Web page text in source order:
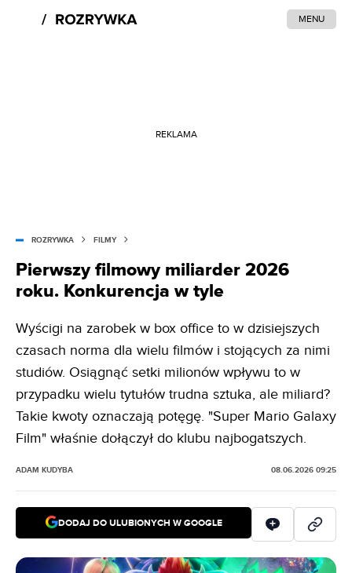
MENU
REKLAMA
ROZRYWKA FILMY
Pierwszy filmowy miliarder 2026
roku. Konkurencja w tyle
Wyścigi na zarobek w box office to w dzisiejszych
czasach norma dla wielu filmów i stojących za nimi
studiów. Osiągnąć setki milionów wpływu to w
przypadku wielu tytułów trudna sztuka, ale miliard?
Takie kwoty oznaczają potęgę. "Super Mario Galaxy
Film" właśnie dołączył do klubu najbogatszych.
ADAM KUDYBA 08.06.2026 09:25
DODAJ DO ULUBIONYCH W GOOGLE